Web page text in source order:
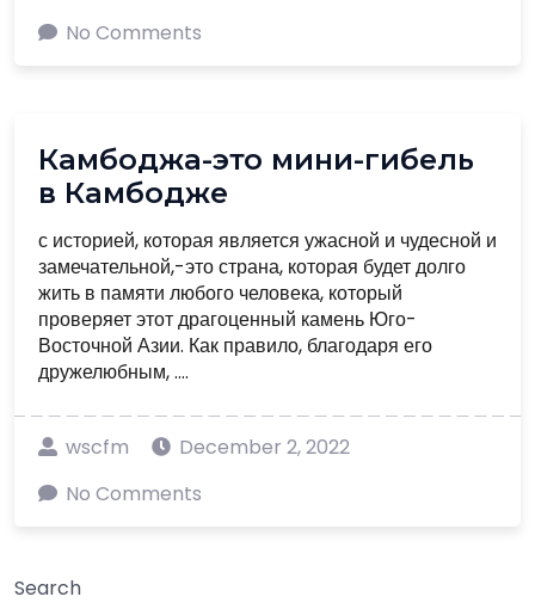
No Comments
Камбоджа-это мини-гибель
в Камбодже
с историей, которая является ужасной и чудесной и
замечательной,-это страна, которая будет долго
жить в памяти любого человека, который
проверяет этот драгоценный камень Юго-
Восточной Азии. Как правило, благодаря его
дружелюбным, ....
wscfm
December 2, 2022
No Comments
Search